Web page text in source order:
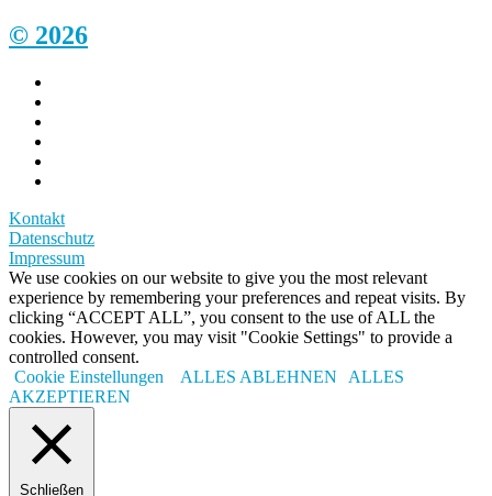
© 2026
Kontakt
Datenschutz
Impressum
We use cookies on our website to give you the most relevant
experience by remembering your preferences and repeat visits. By
clicking “ACCEPT ALL”, you consent to the use of ALL the
cookies. However, you may visit "Cookie Settings" to provide a
controlled consent.
Cookie Einstellungen
ALLES ABLEHNEN
ALLES
AKZEPTIEREN
Schließen